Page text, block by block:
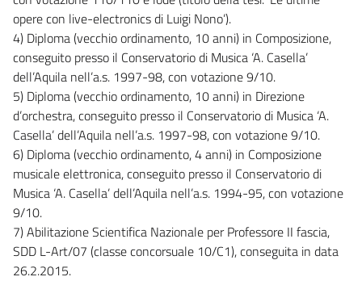
opere con live-electronics di Luigi Nono’).
4) Diploma (vecchio ordinamento, 10 anni) in Composizione,
conseguito presso il Conservatorio di Musica ‘A. Casella’
dell’Aquila nell’a.s. 1997-98, con votazione 9/10.
5) Diploma (vecchio ordinamento, 10 anni) in Direzione
d’orchestra, conseguito presso il Conservatorio di Musica ‘A.
Casella’ dell’Aquila nell’a.s. 1997-98, con votazione 9/10.
6) Diploma (vecchio ordinamento, 4 anni) in Composizione
musicale elettronica, conseguito presso il Conservatorio di
Musica ‘A. Casella’ dell’Aquila nell’a.s. 1994-95, con votazione
9/10.
7) Abilitazione Scientifica Nazionale per Professore II fascia,
SDD L-Art/07 (classe concorsuale 10/C1), conseguita in data
26.2.2015.